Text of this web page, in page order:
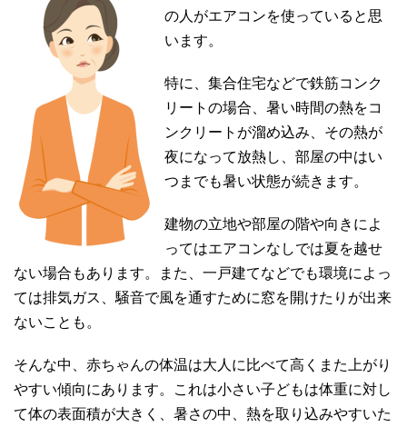
の人がエアコンを使っていると思
います。
特に、集合住宅などで鉄筋コンク
リートの場合、暑い時間の熱をコ
ンクリートが溜め込み、その熱が
夜になって放熱し、部屋の中はい
つまでも暑い状態が続きます。
建物の立地や部屋の階や向きによ
ってはエアコンなしでは夏を越せ
ない場合もあります。また、一戸建てなどでも環境によっ
ては排気ガス、騒音で風を通すために窓を開けたりが出来
ないことも。
そんな中、赤ちゃんの体温は大人に比べて高くまた上がり
やすい傾向にあります。これは小さい子どもは体重に対し
て体の表面積が大きく、暑さの中、熱を取り込みやすいた